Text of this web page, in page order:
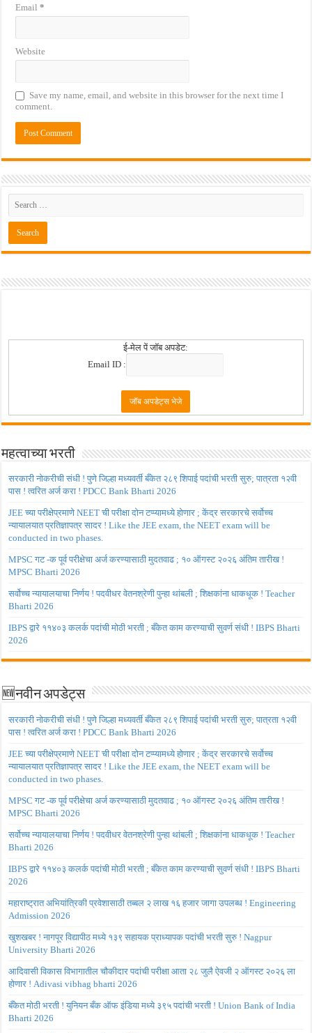
Email*
Website
Save my name, email, and website in this browser for the next time I
comment.
ई-मेल पें जॉब अपडेट:
Email ID :
महत्वाच्या भरती
सरकारी नोकरीची संधी ! पुणे जिल्हा मध्यवर्ती बँकेत २८९ शिपाई पदांची भरती सुरु; पात्रता १२वी
पास ! त्वरित अर्ज करा ! PDCC Bank Bharti 2026
JEE च्या परीक्षेप्रमाणे NEET ची परीक्षा दोन टप्प्यामध्ये होणार ; केंद्र सरकारचे सर्वोच्च
न्यायालयात प्रतिज्ञापत्र सादर ! Like the JEE exam, the NEET exam will be
conducted in two phases.
MPSC गट -क पूर्व परीक्षेचा अर्ज करण्यासाठी मुदतवाढ ; १० ऑगस्ट २०२६ अंतिम तारीख !
MPSC Bharti 2026
सर्वोच्च न्यायालयाचा निर्णय ! पदवीधर वेतनश्रेणी पुन्हा थांबली ; शिक्षकांना धाकधूक ! Teacher
Bharti 2026
IBPS द्वारे ११४०३ कलर्क पदांची मोठी भरती ; बँकेत काम करण्याची सुवर्ण संधी ! IBPS Bharti
2026
🆕नवीन अपडेट्स
सरकारी नोकरीची संधी ! पुणे जिल्हा मध्यवर्ती बँकेत २८९ शिपाई पदांची भरती सुरु; पात्रता १२वी
पास ! त्वरित अर्ज करा ! PDCC Bank Bharti 2026
JEE च्या परीक्षेप्रमाणे NEET ची परीक्षा दोन टप्प्यामध्ये होणार ; केंद्र सरकारचे सर्वोच्च
न्यायालयात प्रतिज्ञापत्र सादर ! Like the JEE exam, the NEET exam will be
conducted in two phases.
MPSC गट -क पूर्व परीक्षेचा अर्ज करण्यासाठी मुदतवाढ ; १० ऑगस्ट २०२६ अंतिम तारीख !
MPSC Bharti 2026
सर्वोच्च न्यायालयाचा निर्णय ! पदवीधर वेतनश्रेणी पुन्हा थांबली ; शिक्षकांना धाकधूक ! Teacher
Bharti 2026
IBPS द्वारे ११४०३ कलर्क पदांची मोठी भरती ; बँकेत काम करण्याची सुवर्ण संधी ! IBPS Bharti
2026
महाराष्ट्रात अभियांत्रिकी प्रवेशासाठी तब्बल २ लाख १६ हजार जागा उपलब्ध ! Engineering
Admission 2026
खुशखबर ! नागपूर विद्यापीठ मध्ये १३९ सहायक प्राध्यापक पदांची भरती सुरु ! Nagpur
University Bharti 2026
आदिवासी विकास विभागातील चौकीदार पदांची परीक्षा आता २८ जुलै ऐवजी २ ऑगस्ट २०२६ ला
होणार ! Adivasi vibhag bharti 2026
बँकेत मोठी भरती ! युनियन बँक ऑफ इंडिया मध्ये ३९५ पदांची भरती ! Union Bank of India
Bharti 2026